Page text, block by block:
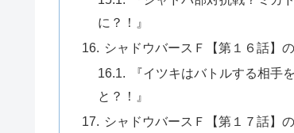
に？！』
シャドウバースＦ【第１６話】
『イツキはバトルする相手
と？！』
シャドウバースＦ【第１７話】